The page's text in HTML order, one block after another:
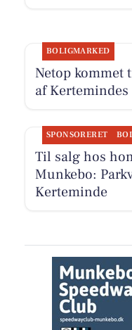
BOLIGMARKED
Netop kommet
af
SPONSORERET
Til salg hos
Munkebo:
Kerteminde